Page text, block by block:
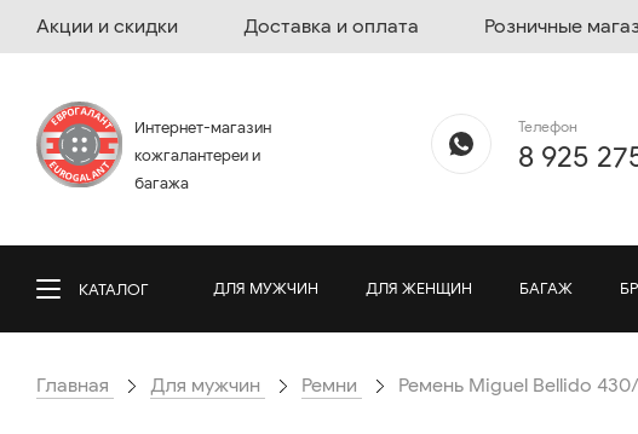
Акции и скидки Доставка и оплата Розничные
Интернет-магазин
кожгалантереи и
багажа
Телефон
8 925
КАТАЛОГ ДЛЯ МУЖЧИН ДЛЯ ЖЕНЩИН БАГАЖ
Главная Для мужчин Ремни Ремень Miguel Bellido